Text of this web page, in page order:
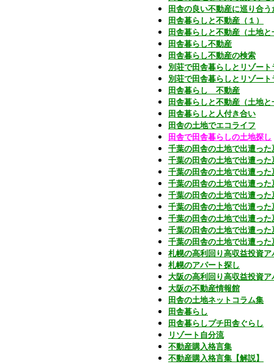
田舎の良い不動産に巡り合う
田舎暮らしと不動産（１）
田舎暮らしと不動産（土地
田舎暮らし不動産
田舎暮らし不動産の検索
別荘で田舎暮らしとリゾート
別荘で田舎暮らしとリゾート
田舎暮らし 不動産
田舎暮らしと不動産（土地
田舎暮らしと人付き合い
田舎の土地でエコライフ
田舎で田舎暮らしの土地探し
千葉の田舎の土地で出遭った
千葉の田舎の土地で出遭った
千葉の田舎の土地で出遭った
千葉の田舎の土地で出遭った
千葉の田舎の土地で出遭った
千葉の田舎の土地で出遭った
千葉の田舎の土地で出遭った
千葉の田舎の土地で出遭った
千葉の田舎の土地で出遭った
札幌の高利回り高収益投資ア
札幌のアパート探し
大阪の高利回り高収益投資ア
大阪の不動産情報館
田舎の土地ネットコラム集
田舎暮らし
田舎暮らしプチ田舎ぐらし
リゾート自分流
不動産購入格言集
不動産購入格言集【解説】